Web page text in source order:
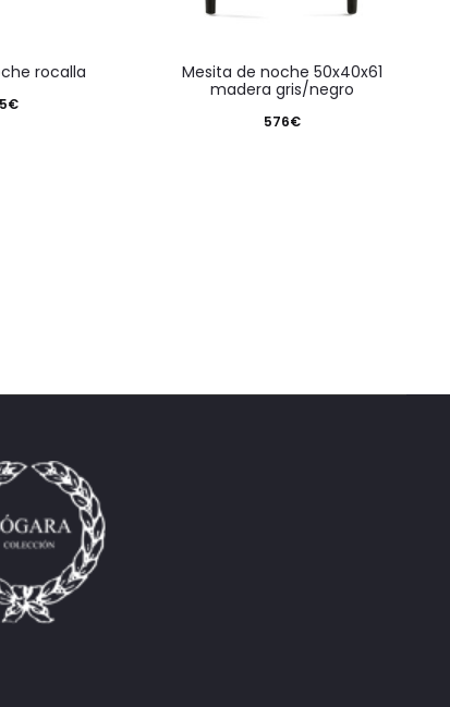
rocalla
€
mesita de noche 50x40x61
madera gris/negro
576€